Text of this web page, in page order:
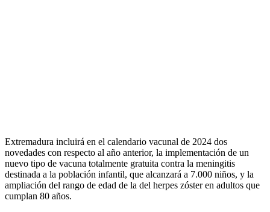
Extremadura incluirá en el calendario vacunal de 2024 dos
novedades con respecto al año anterior, la implementación de un
nuevo tipo de vacuna totalmente gratuita contra la meningitis
destinada a la población infantil, que alcanzará a 7.000 niños, y la
ampliación del rango de edad de la del herpes zóster en adultos que
cumplan 80 años.